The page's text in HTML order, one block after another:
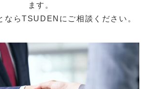
ます。
ならTSUDENにご相談ください。